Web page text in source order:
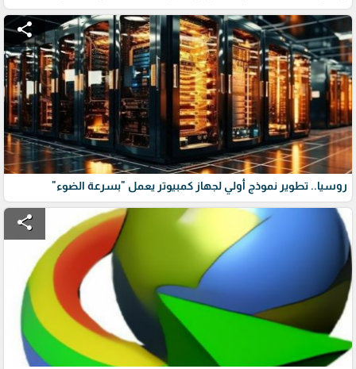
share
روسيا.. تطوير نموذج أولي لجهاز كمبيوتر يعمل "بسرعة الضوء"
share